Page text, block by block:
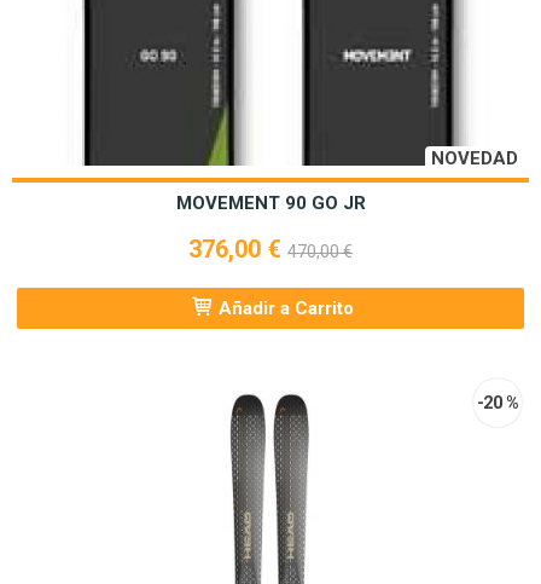
NOVEDAD
MOVEMENT 90 GO JR
376,00 € 470,00 €
Añadir a Carrito
-20 %